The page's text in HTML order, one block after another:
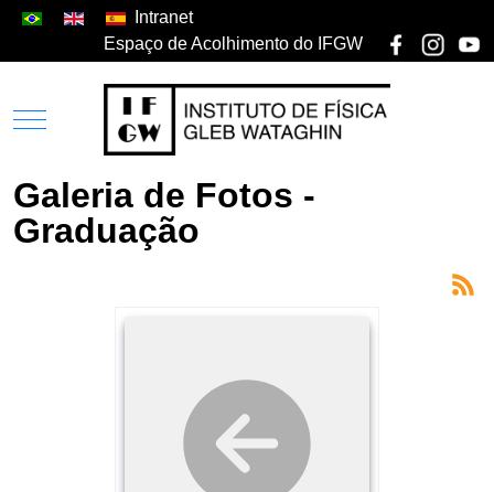
Intranet
Espaço de Acolhimento do IFGW
Galeria de Fotos -
Graduação